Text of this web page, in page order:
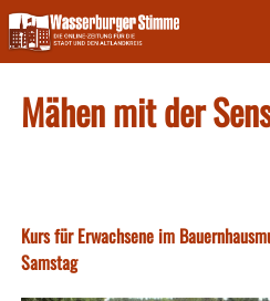
Skip
to
content
Mähen mit der
Kurs für Erwachsene im
Samstag